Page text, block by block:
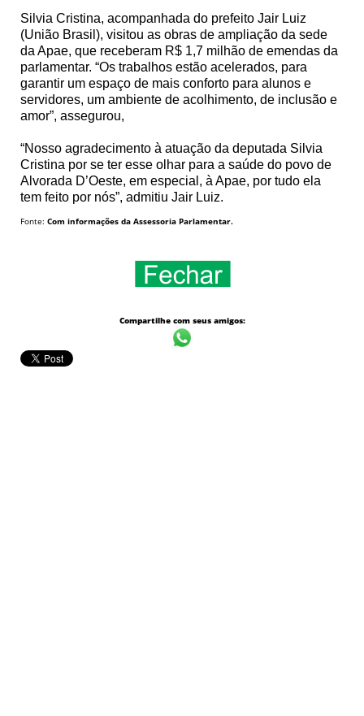
Silvia Cristina, acompanhada do prefeito Jair Luiz
(União Brasil), visitou as obras de ampliação da sede
da Apae, que receberam R$ 1,7 milhão de emendas da
parlamentar. “Os trabalhos estão acelerados, para
garantir um espaço de mais conforto para alunos e
servidores, um ambiente de acolhimento, de inclusão e
amor”, assegurou,
“Nosso agradecimento à atuação da deputada Silvia
Cristina por se ter esse olhar para a saúde do povo de
Alvorada D’Oeste, em especial, à Apae, por tudo ela
tem feito por nós”, admitiu Jair Luiz.
Fonte: Com informações da Assessoria Parlamentar.
Compartilhe com seus amigos: